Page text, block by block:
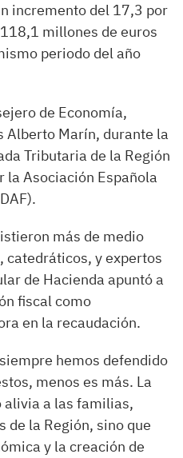
incremento del 17,3 por
millones de euros
periodo del año
de Economía,
Alberto Marín, durante la
Tributaria de la Región
la Asociación Española
más de medio
catedráticos, y expertos
de Hacienda apuntó a
fiscal como
en la recaudación.
hemos defendido
menos es más. La
alivia a las familias,
de la Región, sino que
y la creación de